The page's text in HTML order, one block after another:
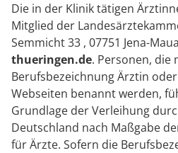
Die in der Klinik tätigen
Mitglied der
Semmicht 33 , 07751 Jena-
thueringen.de. Personen, die
Berufsbezeichnung Ärztin
Webseiten benannt werden,
Grundlage der Verleihung
Deutschland nach Maßgabe
für Ärzte. Sofern die